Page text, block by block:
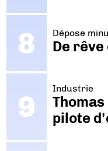
Dépose
De rêve
Industrie
pilote